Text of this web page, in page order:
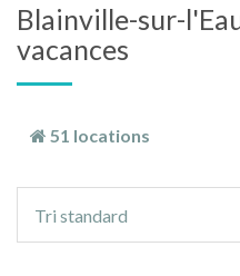
Blainville-sur-
vacances
51 locations
tri
Tri standard